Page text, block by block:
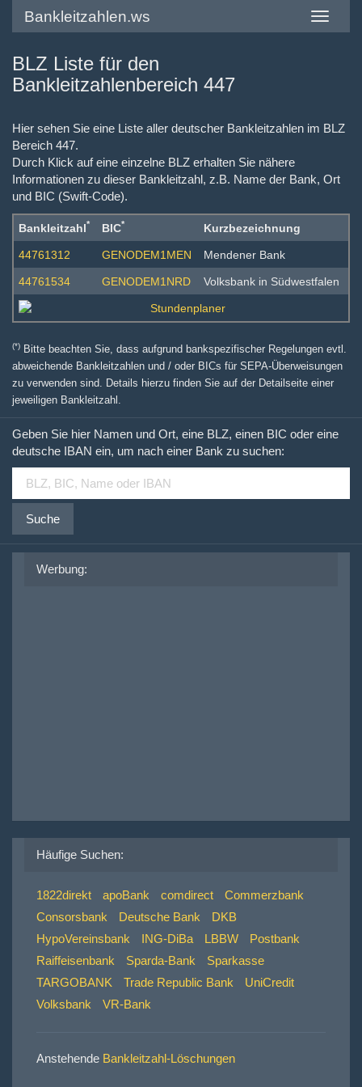
Toggle
Bankleitzahlen.ws
BLZ Liste für den
Bankleitzahlenbereich 447
Hier sehen Sie eine Liste aller deutscher Bankleitzahlen im BLZ
Bereich 447.
Durch Klick auf eine einzelne BLZ erhalten Sie nähere
Informationen zu dieser Bankleitzahl, z.B. Name der Bank, Ort
und BIC (Swift-Code).
Bankleitzahl* BIC* Kurzbezeichnung
44761312 GENODEM1MEN Mendener Bank
44761534 GENODEM1NRD Volksbank in Südwestfalen
(*) Bitte beachten Sie, dass aufgrund bankspezifischer Regelungen evtl.
abweichende Bankleitzahlen und / oder BICs für SEPA-Überweisungen
zu verwenden sind. Details hierzu finden Sie auf der Detailseite einer
jeweiligen Bankleitzahl.
Geben Sie hier Namen und Ort, eine BLZ, einen BIC oder eine
deutsche IBAN ein, um nach einer Bank zu suchen:
Suche
Werbung:
Häufige Suchen:
1822direkt apoBank comdirect
Commerzbank
Consorsbank
Deutsche Bank
DKB
HypoVereinsbank
ING-DiBa LBBW
Postbank
Raiffeisenbank
Sparda-Bank
Sparkasse
TARGOBANK
Trade Republic Bank
UniCredit
Volksbank
VR-Bank
Anstehende Bankleitzahl-Löschungen